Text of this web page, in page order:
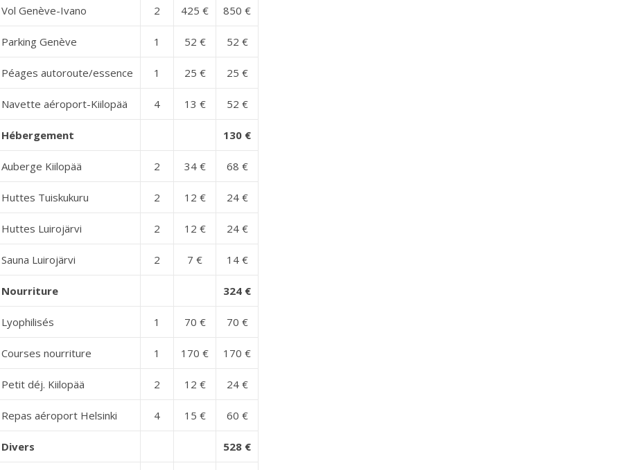
Vol Genève-Ivano 2 425 € 850 €
Parking Genève 1 52 € 52 €
Péages autoroute/essence 1 25 € 25 €
Navette aéroport-Kiilopää 4 13 € 52 €
Hébergement 130 €
Auberge Kiilopää 2 34 € 68 €
Huttes Tuiskukuru 2 12 € 24 €
Huttes Luirojärvi 2 12 € 24 €
Sauna Luirojärvi 2 7 € 14 €
Nourriture 324 €
Lyophilisés 1 70 € 70 €
Courses nourriture 1 170 € 170 €
Petit déj. Kiilopää 2 12 € 24 €
Repas aéroport Helsinki 4 15 € 60 €
Divers 528 €